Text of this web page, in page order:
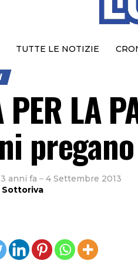
TUTTE LE NOTIZIE
PER LA
anni fa – 4 Settembre 2013
Sottoriva